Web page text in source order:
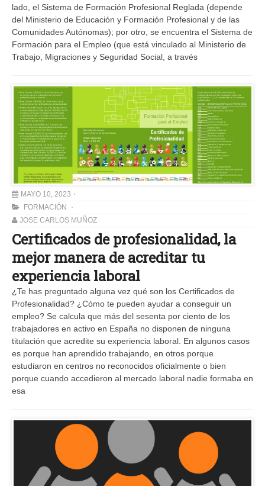
lado, el Sistema de Formación Profesional Reglada (depende
del Ministerio de Educación y Formación Profesional y de las
Comunidades Autónomas); por otro, se encuentra el Sistema de
Formación para el Empleo (que está vinculado al Ministerio de
Trabajo, Migraciones y Seguridad Social, a través
MAYO 10, 2023
FORMACIÓN
JOSE CARLOS MUÑOZ
Certificados de profesionalidad, la
mejor manera de acreditar tu
experiencia laboral
¿Te has preguntado alguna vez qué son los Certificados de
Profesionalidad? ¿Cómo te pueden ayudar a conseguir un
empleo? Se calcula que más del sesenta por ciento de los
trabajadores en activo en España no disponen de ninguna
titulación que acredite su experiencia laboral. En algunos casos
es porque han aprendido trabajando, en otros porque
estudiaron en centros no reconocidos oficialmente o bien
porque cuando accedieron al mercado laboral nadie formaba en
esa